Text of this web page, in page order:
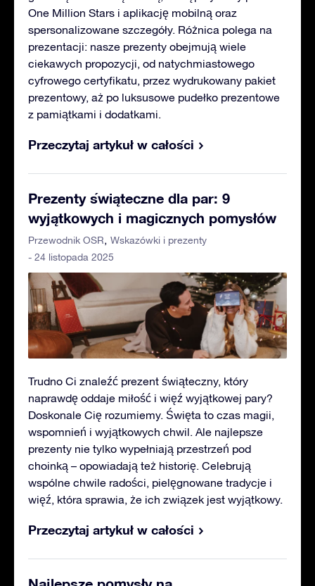
One Million Stars i aplikację mobilną oraz
spersonalizowane szczegóły. Różnica polega na
prezentacji: nasze prezenty obejmują wiele
ciekawych propozycji, od natychmiastowego
cyfrowego certyfikatu, przez wydrukowany pakiet
prezentowy, aż po luksusowe pudełko prezentowe
z pamiątkami i dodatkami.
Przeczytaj artykuł w całości
Prezenty świąteczne dla par: 9
wyjątkowych i magicznych pomysłów
Przewodnik OSR
Wskazówki i prezenty
- 24 listopada 2025
Trudno Ci znaleźć prezent świąteczny, który
naprawdę oddaje miłość i więź wyjątkowej pary?
Doskonale Cię rozumiemy. Święta to czas magii,
wspomnień i wyjątkowych chwil. Ale najlepsze
prezenty nie tylko wypełniają przestrzeń pod
choinką – opowiadają też historię. Celebrują
wspólne chwile radości, pielęgnowane tradycje i
więź, która sprawia, że ich związek jest wyjątkowy.
Przeczytaj artykuł w całości